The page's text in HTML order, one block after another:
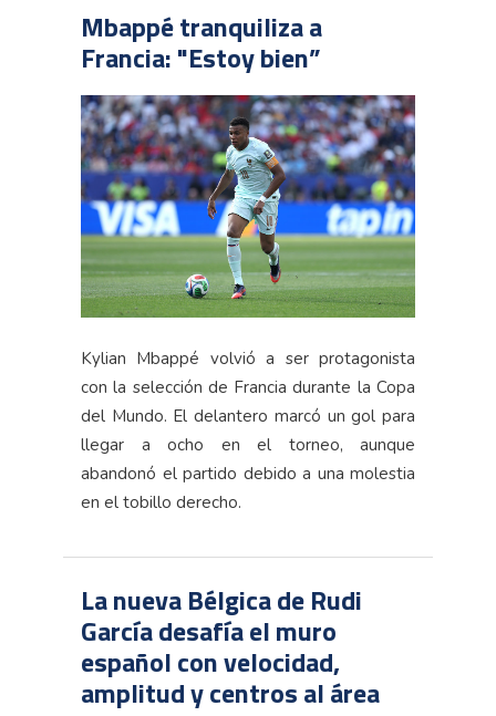
Mbappé tranquiliza a
Francia: "Estoy bien”
Kylian Mbappé volvió a ser protagonista
con la selección de Francia durante la Copa
del Mundo. El delantero marcó un gol para
llegar a ocho en el torneo, aunque
abandonó el partido debido a una molestia
en el tobillo derecho.
La nueva Bélgica de Rudi
García desafía el muro
español con velocidad,
amplitud y centros al área